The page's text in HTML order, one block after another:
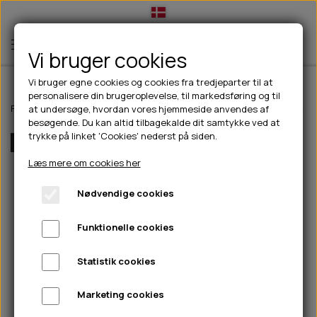
TIL HUND
💧FODER- VANDSKÅLE
CHICOPEE
GODBIDSTASKE
HALSBÅND
🦴 GODBIDDER & SNACKS
🍖 SMAGSVARIANTER
🎾 LEGETØJ
TÆNDER, ØRE, ØJE, POTER & NÆSE
🐾 UDSTYR & KOMFORT
TIL HUNDEEJER
DRIKKEFLASKER/TERMOFLASKER
HUER OG VANTER
PINEWOOD SALES
TIL KAT
TILBUD
NYHEDER
ABONNEMENT
Forside Outdoor Pinewood tøj Dame Pinewood Finnveden
Flere Farver
Vi bruger cookies
Vi bruger egne cookies og cookies fra tredjeparter til at
personalisere din brugeroplevelse, til markedsføring og til
at undersøge, hvordan vores hjemmeside anvendes af
besøgende. Du kan altid tilbagekalde dit samtykke ved at
trykke på linket 'Cookies' nederst på siden.
Læs mere om cookies her
Nødvendige cookies
Funktionelle cookies
Statistik cookies
Marketing cookies